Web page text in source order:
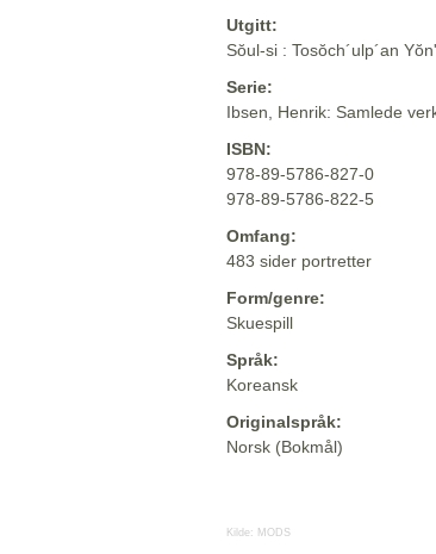
Utgitt:
Sŏul-si : Tosŏch´ulp´an
Serie:
Ibsen, Henrik: Samlede
ISBN:
978-89-5786-827-0
978-89-5786-822-5
Omfang:
483 sider portretter
Form/genre:
Skuespill
Språk:
Koreansk
Originalspråk:
Norsk (Bokmål)
Kilde: MODS